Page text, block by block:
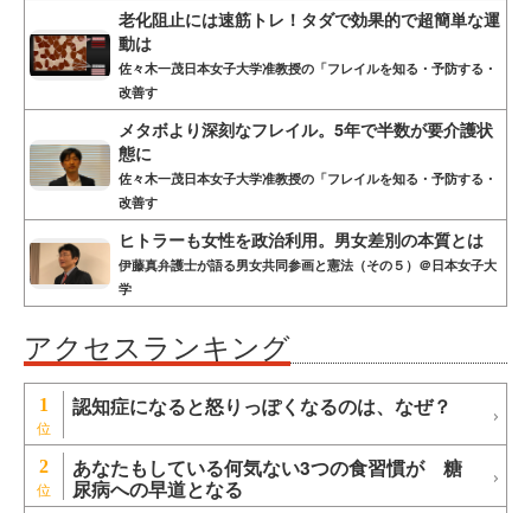
老化阻止には速筋トレ！タダで効果的で超簡単な運
動は
佐々木一茂日本女子大学准教授の「フレイルを知る・予防する・
改善す
メタボより深刻なフレイル。5年で半数が要介護状
態に
佐々木一茂日本女子大学准教授の「フレイルを知る・予防する・
改善す
ヒトラーも女性を政治利用。男女差別の本質とは
伊藤真弁護士が語る男女共同参画と憲法（その５）＠日本女子大
学
アクセスランキング
1 認知症になると怒りっぽくなるのは、なぜ？
2 あなたもしている何気ない3つの食習慣が 糖
尿病への早道となる